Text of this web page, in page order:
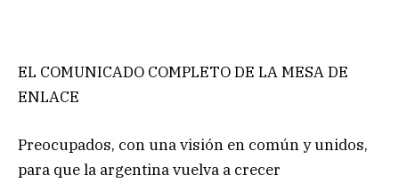
EL COMUNICADO COMPLETO DE LA MESA DE
ENLACE
Preocupados, con una visión en común y unidos,
para que la argentina vuelva a crecer